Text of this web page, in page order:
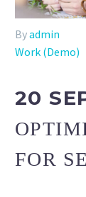
Byadmin
Work (Demo)
20
FOR